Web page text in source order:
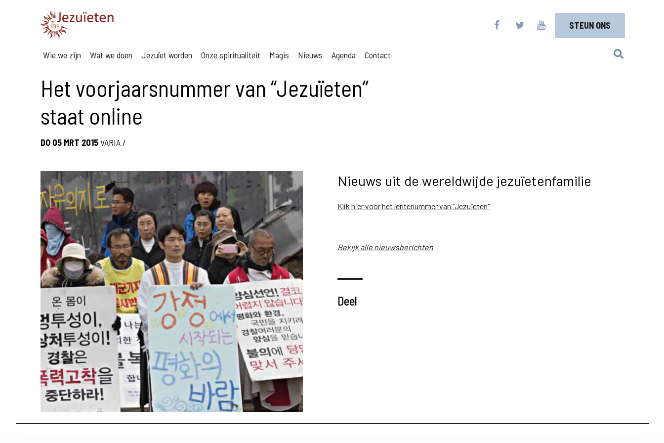
STEUN ONS
Wie we zijn Wat we doen Jezuïet worden Onze spiritualiteit Magis Nieuws Agenda Contact
Het voorjaarsnummer van “Jezuïeten”
staat online
DO 05 MRT 2015VARIA /
Nieuws uit de wereldwijde jezuïetenfamilie
Klik hier voor het lentenummer van "Jezuïeten"
Bekijk alle nieuwsberichten
Deel